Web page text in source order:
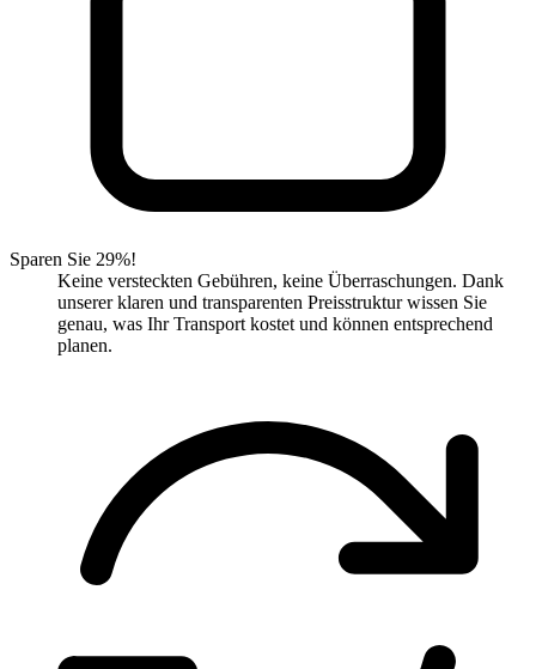
Sparen Sie 29%!
Keine versteckten Gebühren, keine Überraschungen. Dank
unserer klaren und transparenten Preisstruktur wissen Sie
genau, was Ihr Transport kostet und können entsprechend
planen.